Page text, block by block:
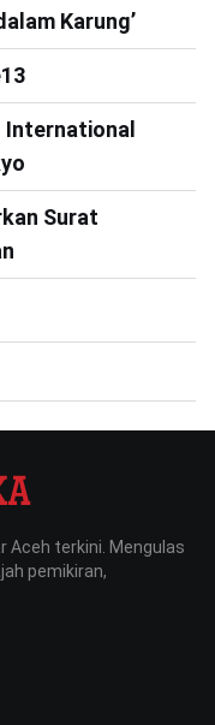
Karung’
International
Surat
Aceh terkini. Mengulas
pemikiran,